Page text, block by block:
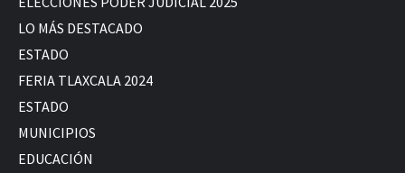
LO MÁS DESTACADO
ESTADO
FERIA TLAXCALA 2024
ESTADO
MUNICIPIOS
EDUCACIÓN